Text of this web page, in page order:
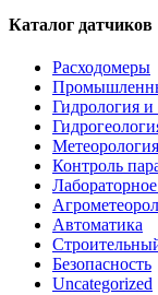
Каталог датчиков
Расходомеры
Гидрология и
Метеорология
Контроль
Автоматика
Безопасность
Uncategorized